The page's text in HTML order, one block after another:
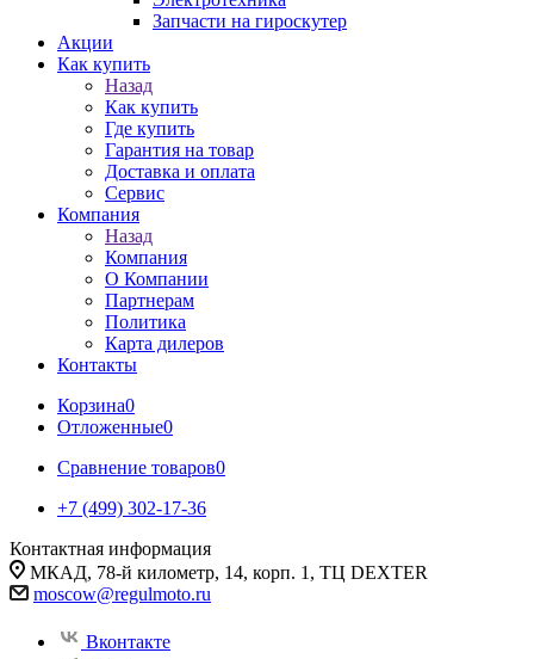
Запчасти на гироскутер
Акции
Как купить
Назад
Как купить
Где купить
Гарантия на товар
Доставка и оплата
Сервис
Компания
Назад
Компания
О Компании
Партнерам
Политика
Карта дилеров
Контакты
Корзина0
Отложенные0
Сравнение товаров0
+7 (499) 302-17-36
Контактная информация
МКАД, 78-й километр, 14, корп. 1, ТЦ DEXTER
moscow@regulmoto.ru
Вконтакте